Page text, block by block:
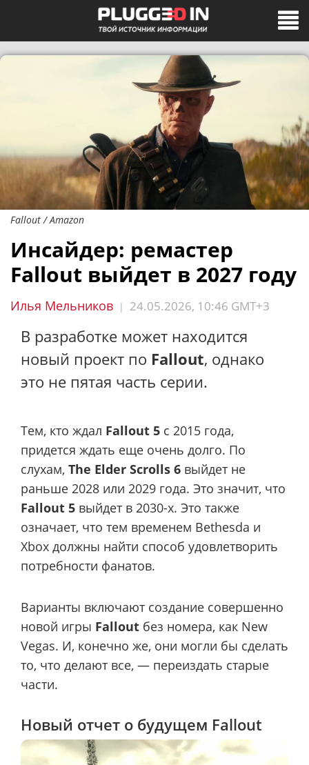
Fallout / Amazon
Инсайдер: ремастер
Fallout выйдет в 2027 году
Илья Мельников | 24.05.2026, 10:46 GMT+3
В разработке может находится
новый проект по Fallout, однако
это не пятая часть серии.
Тем, кто ждал Fallout 5 с 2015 года,
придется ждать еще очень долго. По
слухам, The Elder Scrolls 6 выйдет не
раньше 2028 или 2029 года. Это значит, что
Fallout 5 выйдет в 2030-х. Это также
означает, что тем временем Bethesda и
Xbox должны найти способ удовлетворить
потребности фанатов.
Варианты включают создание совершенно
новой игры Fallout без номера, как New
Vegas. И, конечно же, они могли бы сделать
то, что делают все, — переиздать старые
части.
Новый отчет о будущем Fallout